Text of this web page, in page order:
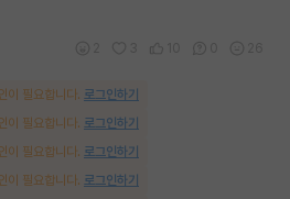
이 필요합니다. 로그인하기
이 필요합니다. 로그인하기
이 필요합니다. 로그인하기
이 필요합니다. 로그인하기